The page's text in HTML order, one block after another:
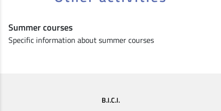
Summer courses
Specific information about summer courses
B.I.C.I.